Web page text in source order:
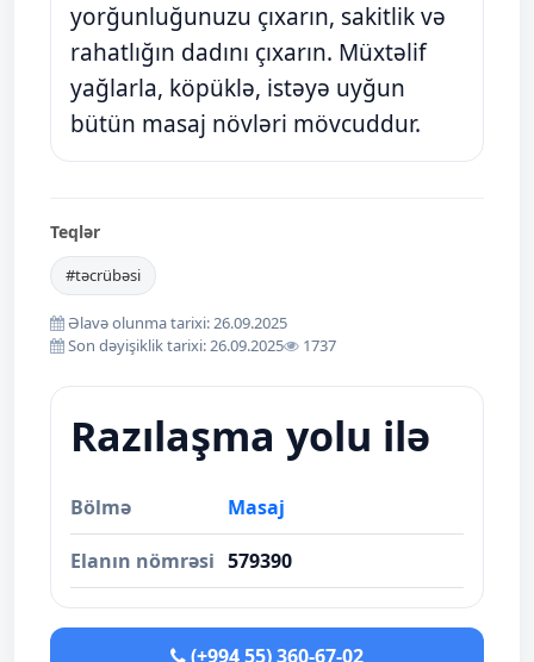
yorğunluğunuzu çıxarın, sakitlik və
rahatlığın dadını çıxarın. Müxtəlif
yağlarla, köpüklə, istəyə uyğun
bütün masaj növləri mövcuddur.
Teqlər
#təcrübəsi
Əlavə olunma tarixi: 26.09.2025
Son dəyişiklik tarixi: 26.09.2025
1737
Razılaşma yolu ilə
Bölmə Masaj
Elanın nömrəsi 579390
(+994 55) 360-67-02